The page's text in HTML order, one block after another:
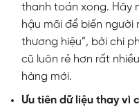
thanh toán xong. Hãy
hậu mãi để biến người
thương hiệu”, bởi chi
cũ luôn rẻ hơn rất
hàng mới.
Ưu tiên dữ liệu thay vì